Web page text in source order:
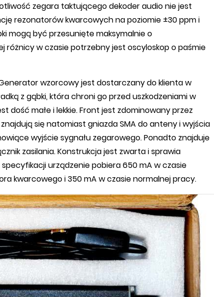
zegara taktującego dekoder audio nie jest
rezonatorów kwarcowych na poziomie ±30 ppm i
mogą być przesunięte maksymalnie o
różnicy w czasie potrzebny jest oscyloskop o paśmie
wzorcowy jest dostarczany do klienta w
z gąbki, która chroni go przed uszkodzeniami w
dość małe i lekkie. Front jest zdominowany przez
się natomiast gniazda SMA do anteny i wyjścia
wyjście sygnału zegarowego. Ponadto znajduje
zasilania. Konstrukcja jest zwarta i sprawia
urządzenie pobiera 650 mA w czasie
kwarcowego i 350 mA w czasie normalnej pracy.